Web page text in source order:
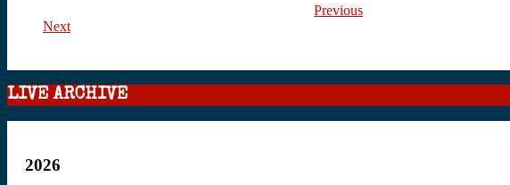
Previous
Next
LIVE ARCHIVE
2026